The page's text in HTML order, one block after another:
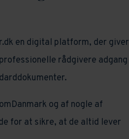
en digital platform, der giver
rådgivere adgang
og af nogle af
for at sikre, at de altid lever